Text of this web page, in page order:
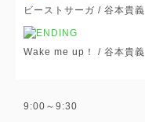
ビーストサーガ / 谷本貴義
Wake me up！ / 谷本貴義
9:00～9:30